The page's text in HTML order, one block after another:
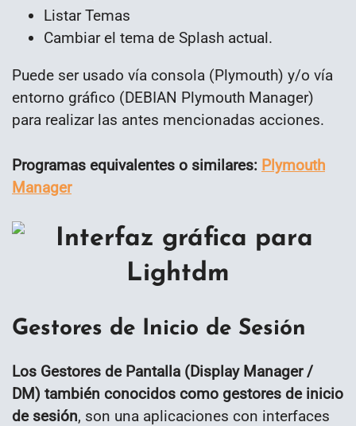
Listar Temas
Cambiar el tema de Splash actual.
Puede ser usado vía consola (Plymouth) y/o vía
entorno gráfico (DEBIAN Plymouth Manager)
para realizar las antes mencionadas acciones.
Programas equivalentes o similares: Plymouth
Manager
Gestores de Inicio de Sesión
Los Gestores de Pantalla (Display Manager /
DM) también conocidos como gestores de inicio
de sesión, son una aplicaciones con interfaces